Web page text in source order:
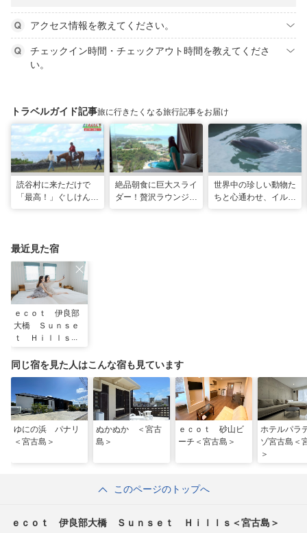
アクセス情報を教えてください。
チェックイン時間・チェックアウト時間を教えてくださ
い。
トラベルガイド記事旅に行きたくなる旅行記事をお届け
読谷村に来ただけで
「最高！」ぐしけんさ
てきた
絶品朝食に巨大スライ
ダー！贅沢ラウンジと
世界中の珍しい動物た
ちと心通わせ、イルカ
最近見た宿
ｅｃｏｔ 伊良部
大橋 Ｓｕｎｓｅ
ｔ Ｈｉｌｌｓ＜
同じ宿を見た人はこんな宿も見ています
ゆにの浜 パナリ
＜宮古島＞
ぬかぬか ＜宮古
島＞
ｅｃｏｔ 砂山ビ
ーチ＜宮古島＞
ホテルパラ
ゾ宮古島＜
＞
このページのトップへ
ｅｃｏｔ 伊良部大橋 Ｓｕｎｓｅｔ Ｈｉｌｌｓ＜宮古島＞